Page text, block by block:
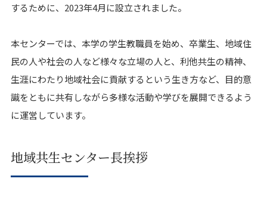
するために、2023年4月に設立されました。
本センターでは、本学の学生教職員を始め、卒業生、地域住
民の人や社会の人など様々な立場の人と、利他共生の精神、
生涯にわたり地域社会に貢献するという生き方など、目的意
識をともに共有しながら多様な活動や学びを展開できるよう
に運営しています。
地域共生センター長挨拶